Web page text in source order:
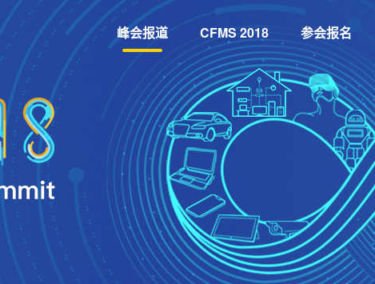
峰会报道 CFMS 2018 参会报名